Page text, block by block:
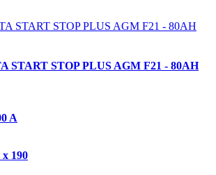
START STOP PLUS AGM F21 - 80AH
A
x 190